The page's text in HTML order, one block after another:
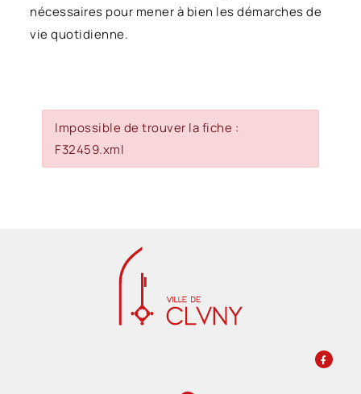
nécessaires pour mener à bien les démarches de
vie quotidienne.
Impossible de trouver la fiche :
F32459.xml